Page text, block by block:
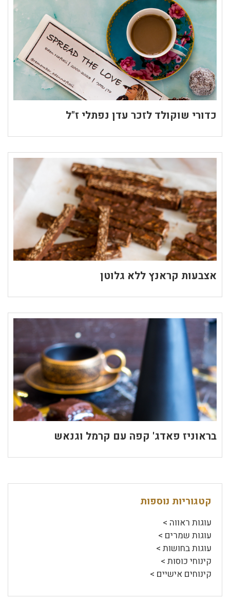
כדורי שוקולד לזכר עדן נפתלי ז"ל
אצבעות קראנץ ללא גלוטן
בראוניז פאדג' קפה עם קרמל וגנאש
קטגוריות נוספות
עוגות ראווה >
עוגות שמרים >
עוגות בחושות >
קינוחי כוסות >
קינוחים אישיים >